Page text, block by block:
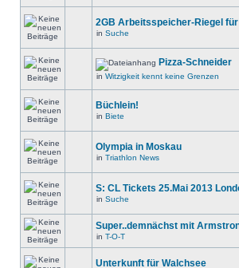
2GB Arbeitsspeicher-Riegel
in Suche
Pizza-Schneider
in Witzigkeit kennt keine Grenzen
Büchlein!
in Biete
Olympia in Moskau
in Triathlon News
S: CL Tickets 25.Mai 2013
in Suche
Super..demnächst mit
in T-O-T
Unterkunft für Walchsee